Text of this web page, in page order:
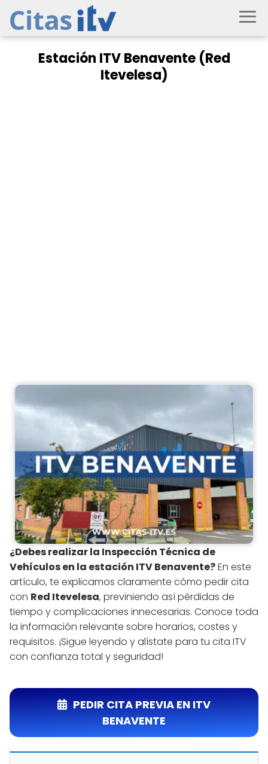
Estación ITV Benavente (Red
Itevelesa)
¿Debes realizar la Inspección Técnica de
Vehículos en la estación ITV Benavente?En este
artículo, te explicamos claramente cómo pedir cita
con Red Itevelesa, previniendo así pérdidas de
tiempo y complicaciones innecesarias. Conoce toda
la información relevante sobre horarios, costes y
requisitos. ¡Sigue leyendo y alístate para tu cita ITV
con confianza total y seguridad!
PEDIR CITA PREVIA EN ITV
BENAVENTE